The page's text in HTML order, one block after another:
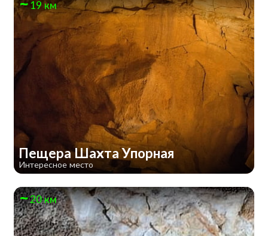
19 км
Пещера Шахта Упорная
Интересное место
20 км